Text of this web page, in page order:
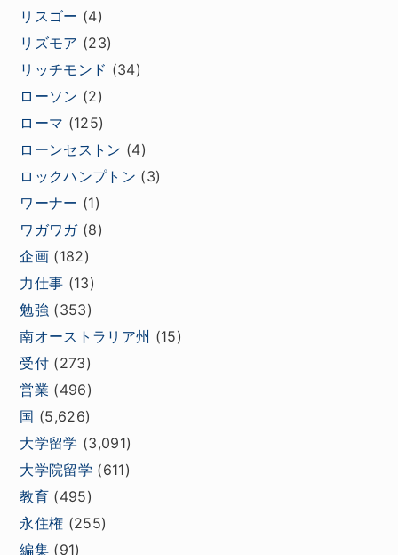
リスゴー (4)
リズモア (23)
リッチモンド (34)
ローソン (2)
ローマ (125)
ローンセストン (4)
ロックハンプトン (3)
ワーナー (1)
ワガワガ(8)
企画 (182)
力仕事 (13)
勉強 (353)
南オーストラリア州 (15)
受付 (273)
営業 (496)
国 (5,626)
大学留学 (3,091)
大学院留学 (611)
教育 (495)
永住権 (255)
編集 (91)